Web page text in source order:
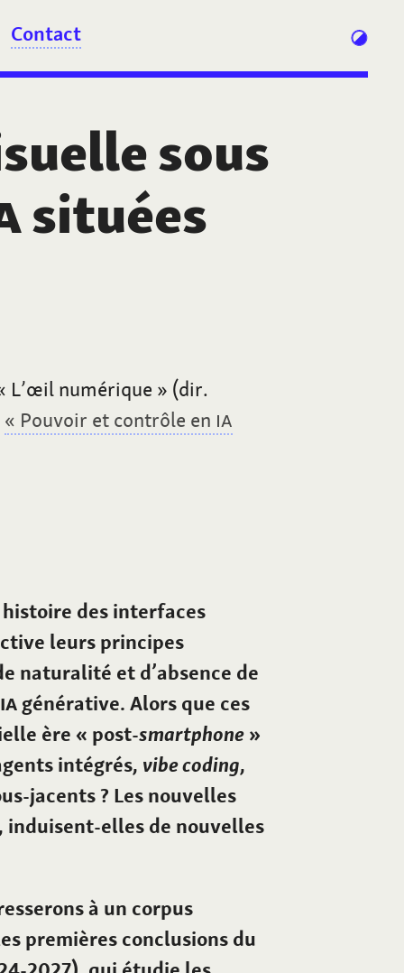
Contact
sous
situées
L’œil numérique » (dir.
« Pouvoir et contrôle en IA
des interfaces
leurs principes
naturalité et d’absence de
IAgénérative. Alors que ces
ère « post-smartphone»
intégrés, vibe coding,
jacents ? Les nouvelles
elles de nouvelles
à un corpus
premières conclusions du